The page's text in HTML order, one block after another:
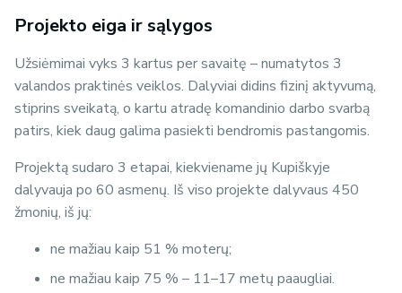
Projekto eiga ir sąlygos
Užsiėmimai vyks 3 kartus per savaitę – numatytos 3
valandos praktinės veiklos. Dalyviai didins fizinį aktyvumą,
stiprins sveikatą, o kartu atradę komandinio darbo svarbą
patirs, kiek daug galima pasiekti bendromis pastangomis.
Projektą sudaro 3 etapai, kiekviename jų Kupiškyje
dalyvauja po 60 asmenų. Iš viso projekte dalyvaus 450
žmonių, iš jų:
ne mažiau kaip 51 % moterų;
ne mažiau kaip 75 % – 11–17 metų paaugliai.